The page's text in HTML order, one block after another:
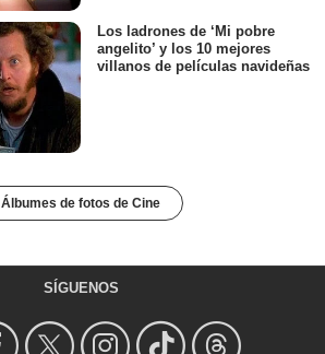
Los ladrones de ‘Mi pobre
angelito’ y los 10 mejores
villanos de películas navideñas
Álbumes de fotos de Cine
SÍGUENOS